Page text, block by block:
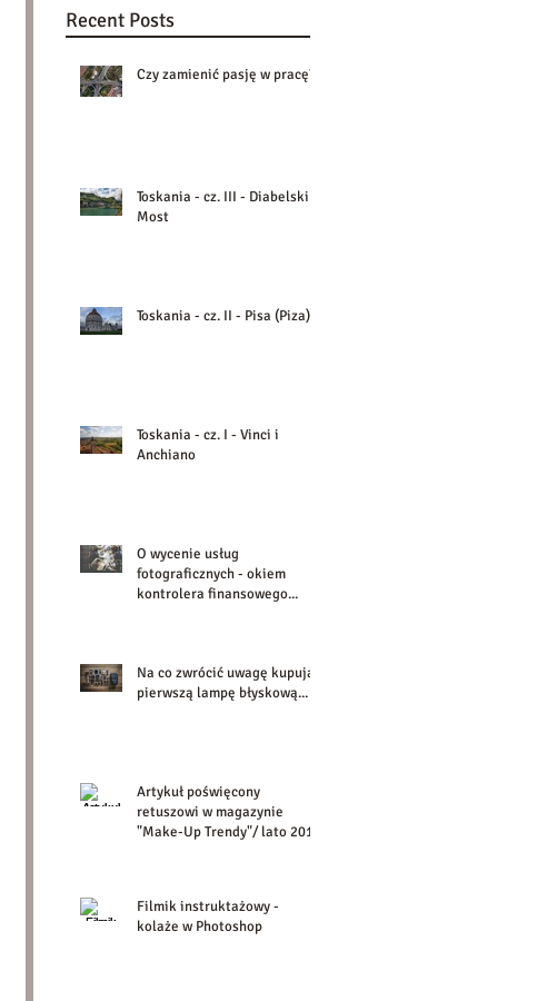
Recent Posts
Czy zamienić pasję w pracę?
Toskania - cz. III - Diabelski
Most
Toskania - cz. II - Pisa (Piza)
Toskania - cz. I - Vinci i
Anchiano
O wycenie usług
fotograficznych - okiem
kontrolera finansowego...
Na co zwrócić uwagę kupując
pierwszą lampę błyskową...
Artykuł poświęcony
retuszowi w magazynie
"Make-Up Trendy"/ lato 2016
Filmik instruktażowy -
kolaże w Photoshop